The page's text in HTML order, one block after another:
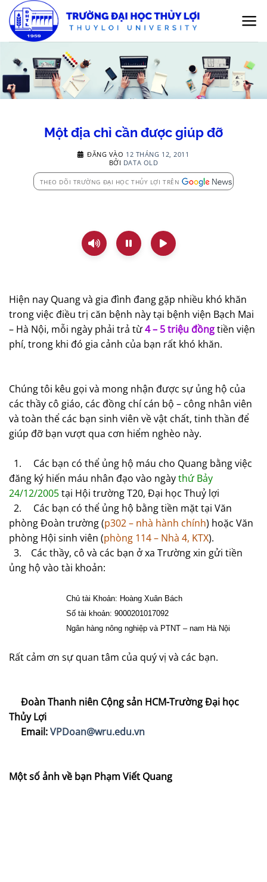
qua
nội
Một địa chỉ cần được giúp đỡ
ĐĂNG VÀO 12 THÁNG 12, 2011
BỞI DATA OLD
THEO DÕI TRƯỜNG ĐẠI HỌC THỦY LỢI TRÊN
Hiện nay Quang và gia đình đang gặp nhiều khó khăn
trong việc điều trị căn bệnh này tại bệnh viện Bạch Mai
– Hà Nội, mỗi ngày phải trả từ4 – 5 triệu đồngtiền viện
phí, trong khi đó gia cảnh của bạn rất khó khăn.
Chúng tôi kêu gọi và mong nhận được sự ủng hộ của
các thầy cô giáo, các đồng chí cán bộ – công nhân viên
và toàn thể các bạn sinh viên về vật chất, tinh thần để
giúp đỡ bạn vượt qua cơn hiểm nghèo này.
1.
Các bạn có thể ủng hộ máu cho Quang bằng việc
đăng ký hiến máu nhân đạo vào ngàythứ Bảy
24/12/2005tại Hội trường T20, Đại học Thuỷ lợi
2.
Các bạn có thể ủng hộ bằng tiền mặt tại Văn
phòng Đoàn trường (p302 – nhà hành chính) hoặc Văn
phòng Hội sinh viên (phòng 114 – Nhà 4, KTX).
3. Các thầy, cô và các bạn ở xa Trường xin gửi tiền
ủng hộ vào tài khoản:
Chủ tài Khoản: Hoàng Xuân Bách
Số tài khoản: 9000201017092
Ngân hàng nông nghiệp và PTNT – nam Hà Nội
Rất cảm ơn sự quan tâm của quý vị và các bạn.
Đoàn Thanh niên Cộng sản HCM-Trường Đại học
Thủy Lợi
Email:VPDoan@wru.edu.vn
Một số ảnh về bạn Phạm Viết Quang